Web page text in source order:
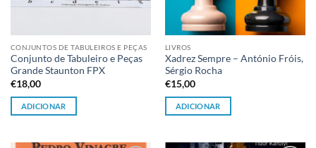
CONJUNTOS DE TABULEIROS E PEÇAS
Conjunto de Tabuleiro e Peças
Grande Staunton FPX
€18,00
ADICIONAR
LIVROS
Xadrez Sempre – António Fróis,
Sérgio Rocha
€15,00
ADICIONAR